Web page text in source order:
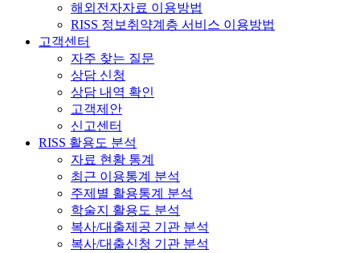
해외전자자료 이용방법
RISS 정보취약계층 서비스 이용방법
고객센터
자주 찾는 질문
상담 신청
상담 내역 확인
고객제안
신고센터
RISS 활용도 분석
자료 현황 통계
최근 이용통계 분석
주제별 활용통계 분석
학술지 활용도 분석
복사/대출제공 기관 분석
복사/대출신청 기관 분석